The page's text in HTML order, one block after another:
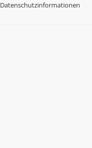
Datenschutzinformationen